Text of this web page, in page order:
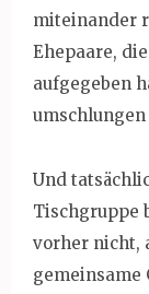
miteinander
Ehepaare,
aufgegeben
Und
Tischgruppe
vorher nicht,
gemeinsame